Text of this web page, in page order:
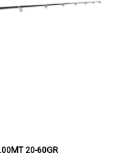
20-60GR